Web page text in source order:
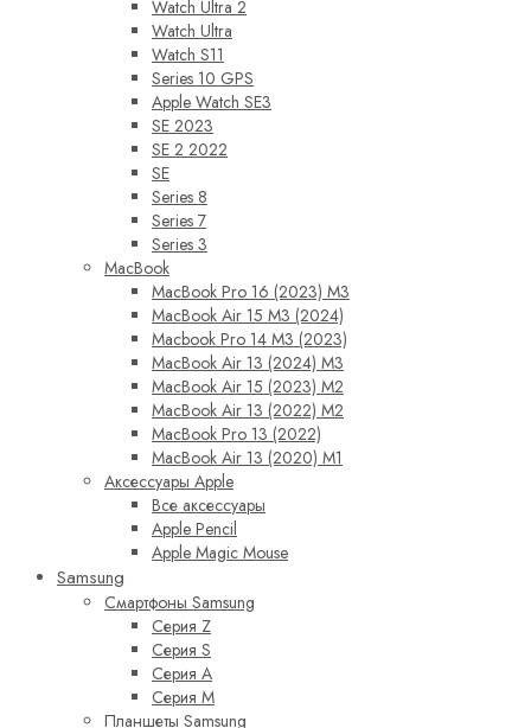
Watch Ultra 2
Watch Ultra
Watch S11
Series 10 GPS
Apple Watch SE3
SE 2023
SE 2 2022
SE
Series 8
Series 7
Series 3
MacBook
MacBook Pro 16 (2023) M3
MacBook Air 15 M3 (2024)
Macbook Pro 14 M3 (2023)
MacBook Air 13 (2024) M3
MacBook Air 15 (2023) M2
MacBook Air 13 (2022) M2
MacBook Pro 13 (2022)
MacBook Air 13 (2020) M1
Аксессуары Apple
Все аксессуары
Apple Pencil
Apple Magic Mouse
Samsung
Смартфоны Samsung
Серия Z
Серия S
Серия A
Серия M
Планшеты Samsung